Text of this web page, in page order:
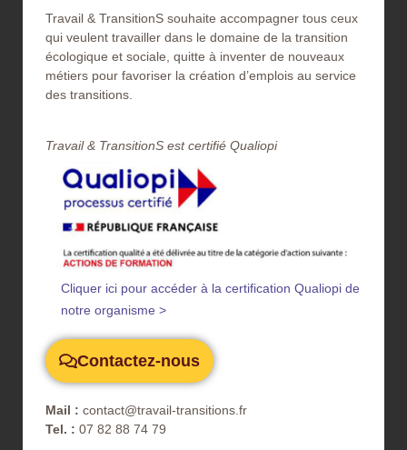
Travail & TransitionS souhaite accompagner tous ceux
qui veulent travailler dans le domaine de la transition
écologique et sociale, quitte à inventer de nouveaux
métiers pour favoriser la création d’emplois au service
des transitions.
Travail & TransitionS est certifié Qualiopi​
Cliquer ici pour accéder à la certification Qualiopi de
notre organisme >
Contactez-nous
Mail : contact@travail-transitions.fr
Tel. : 07 82 88 74 79